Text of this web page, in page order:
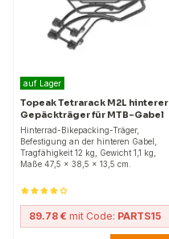
auf Lager
Topeak Tetrarack M2L hinterer
Gepäckträger für MTB-Gabel
Hinterrad-Bikepacking-Träger,
Befestigung an der hinteren Gabel,
Tragfähigkeit 12 kg, Gewicht 1,1 kg,
Maße 47,5 x 38,5 x 13,5 cm.
89.78 € mit Code: PARTS15